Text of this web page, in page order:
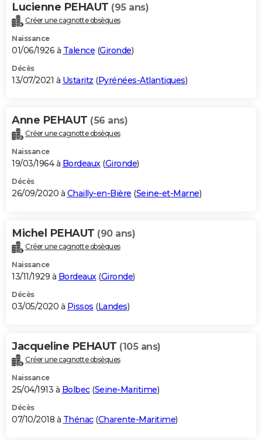
Lucienne PEHAUT (95 ans)
Créer une cagnotte obsèques
Naissance
01/06/1926 à Talence (Gironde)
Décès
13/07/2021 à Ustaritz (Pyrénées-Atlantiques)
Anne PEHAUT (56 ans)
Créer une cagnotte obsèques
Naissance
19/03/1964 à Bordeaux(Gironde)
Décès
26/09/2020 à Chailly-en-Bière (Seine-et-Marne)
Michel PEHAUT (90 ans)
Créer une cagnotte obsèques
Naissance
13/11/1929 à Bordeaux(Gironde)
Décès
03/05/2020 à Pissos (Landes)
Jacqueline PEHAUT (105 ans)
Créer une cagnotte obsèques
Naissance
25/04/1913 à Bolbec(Seine-Maritime)
Décès
07/10/2018 à Thénac(Charente-Maritime)